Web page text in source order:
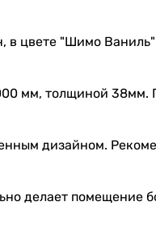
цвете "Шимо
мм, толщиной 38мм.
дизайном.
делает помещение